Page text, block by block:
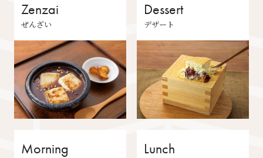
Zenzai
ぜんざい
Dessert
デザート
Morning Lunch